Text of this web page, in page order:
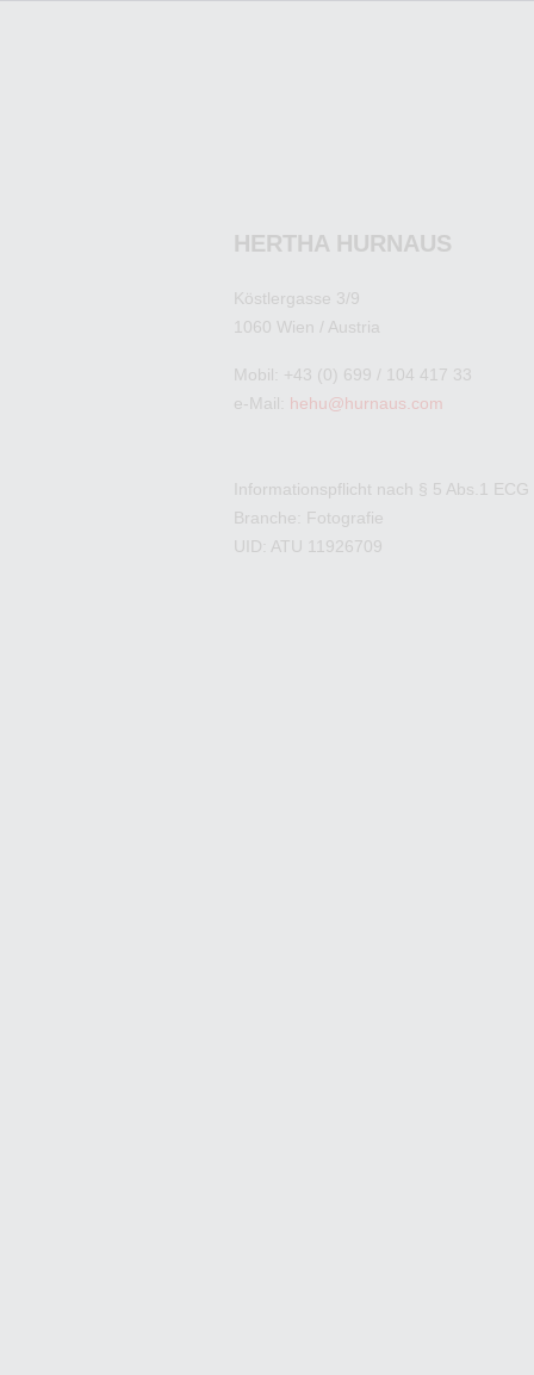
HERTHA HURNAUS
Köstlergasse 3/9
1060 Wien / Austria
Mobil: +43 (0) 699 / 104 417 33
e-Mail: hehu@hurnaus.com
Informationspflicht nach § 5 Abs.1 ECG
Branche: Fotografie
UID: ATU 11926709